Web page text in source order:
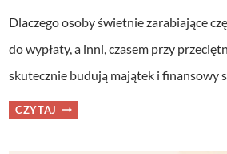
Dlaczego osoby świetnie zarabiające
do wypłaty, a inni, czasem przy
skutecznie budują majątek i finansowy
CZYTAJ 6
NAJWAŻNIEJSZYCH